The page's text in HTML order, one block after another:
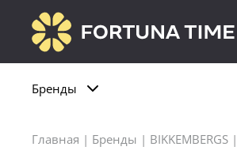
Бренды
Главная | Бренды | BIKKEMBERGS |